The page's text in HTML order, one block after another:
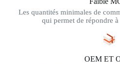
Les quantités minimales de
qui permet de répondre
OEM ET